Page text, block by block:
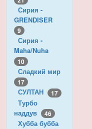
Сирия -
GRENDISER
9
Сирия -
Maha/Nuha
10
Сладкий мир
17
СУЛТАН 17
Турбо
наддув
46
Хубба бубба